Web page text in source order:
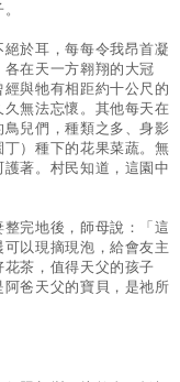
於耳，每每令我昂首凝
在天一方翱翔的大冠
與牠有相距約十公尺的
無法忘懷。其他每天在
兒們，種類之多、身影
）種下的花果菜蔬。無
著。村民知道，這園中
完地後，師母說：「這
以現摘現泡，給會友主
茶，值得天父的孩子
阿爸天父的寶貝，是祂所